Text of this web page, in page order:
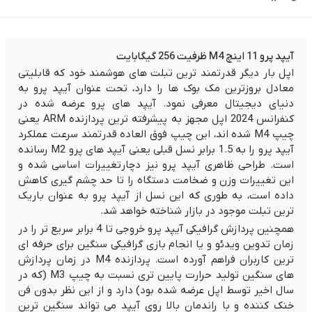
آیپد پرو 11 اینچ M4 ظرفیت 256 گیگابایت
اپل بار دیگر قدرتمند ترین تبلت های هوشمند خود که قابلیتی
معادل بروزترین مک بوک ها را دارد، تحت عنوان آیپد پرو به
دنیای دیجیتال معرفی نمود. آيپد های پرو عرضه شده در
کنفرانس 2024 اپل مجهز به پیشرفته ترین پردازنده ARM یعنی
چیپ M4 شده اند، این چیپ فوق العاده قدرتمند سرعت عملکرد
آیپد پرو را به 1.5 برابر نسل قبلی یعنی آیپد های پرو M2 رسانده
است. طراحی ظاهری آیپد پرو نیز دچارتغییرات اساسی شده و
این تغییرات وزن و ضخامت دستگاه را تا حد چشم گیری کاهش
داده است، به طوری که این نسل از آیپد پرو به عنوان باریک
ترین تبلت موجود در بازار شناخته خواهد شد.
همچنین پردازش گرافیکی آیپد پرو خروجی تا 4 برابر سریع تر را در
زمان تدوین ویدئو و یا انجام بازی گرافیکی سنگین برای حرفه ای
ترین کاربران فراهم آورده است. پردازنده M4 در زمان پردازش
های سنگین تولید حرارت پایین تری نسبت به چیپ M3 (که در
سال اخیر توسط اپل عرضه شده بود) دارد و از این نظر بدون فن
خنک کننده و با راندمان بالا روی آیپد می تواند سنگین ترین